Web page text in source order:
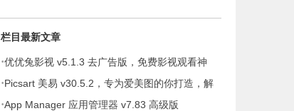
栏目最新文章
·优优兔影视 v5.1.3 去广告版，免费影视观看神
器
·Picsart 美易 v30.5.2，专为爱美图的你打造，解
锁高级版
·App Manager 应用管理器 v7.83 高级版